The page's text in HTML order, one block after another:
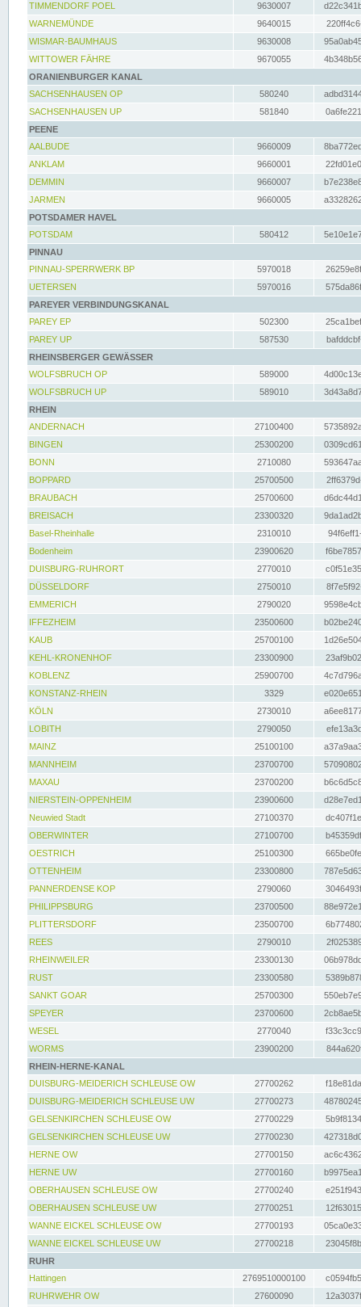
TIMMENDORF POEL
9630007
WARNEMÜNDE
9640015
WISMAR-BAUMHAUS
9630008
WITTOWER FÄHRE
9670055
ORANIENBURGER KANAL
SACHSENHAUSEN OP
580240
SACHSENHAUSEN UP
581840
PEENE
AALBUDE
9660009
ANKLAM
9660001
DEMMIN
9660007
JARMEN
9660005
POTSDAMER HAVEL
POTSDAM
580412
PINNAU
PINNAU-SPERRWERK BP
5970018
UETERSEN
5970016
PAREYER VERBINDUNGSKANAL
PAREY EP
502300
PAREY UP
587530
RHEINSBERGER GEWÄSSER
WOLFSBRUCH OP
589000
WOLFSBRUCH UP
589010
RHEIN
ANDERNACH
27100400
BINGEN
25300200
BONN
2710080
BOPPARD
25700500
BRAUBACH
25700600
BREISACH
23300320
Basel-Rheinhalle
2310010
Bodenheim
23900620
DUISBURG-RUHRORT
2770010
DÜSSELDORF
2750010
EMMERICH
2790020
IFFEZHEIM
23500600
KAUB
25700100
KEHL-KRONENHOF
23300900
KOBLENZ
25900700
KONSTANZ-RHEIN
3329
KÖLN
2730010
LOBITH
2790050
MAINZ
25100100
MANNHEIM
23700700
MAXAU
23700200
NIERSTEIN-OPPENHEIM
23900600
Neuwied Stadt
27100370
OBERWINTER
27100700
OESTRICH
25100300
OTTENHEIM
23300800
PANNERDENSE KOP
2790060
PHILIPPSBURG
23700500
PLITTERSDORF
23500700
REES
2790010
RHEINWEILER
23300130
RUST
23300580
SANKT GOAR
25700300
SPEYER
23700600
WESEL
2770040
WORMS
23900200
RHEIN-HERNE-KANAL
DUISBURG-MEIDERICH SCHLEUSE OW
27700262
DUISBURG-MEIDERICH SCHLEUSE UW
27700273
GELSENKIRCHEN SCHLEUSE OW
27700229
GELSENKIRCHEN SCHLEUSE UW
27700230
HERNE OW
27700150
HERNE UW
27700160
OBERHAUSEN SCHLEUSE OW
27700240
OBERHAUSEN SCHLEUSE UW
27700251
WANNE EICKEL SCHLEUSE OW
27700193
WANNE EICKEL SCHLEUSE UW
27700218
RUHR
Hattingen
2769510000100
RUHRWEHR OW
27600090